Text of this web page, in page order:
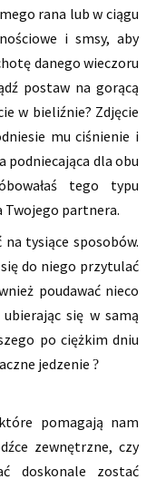
rana lub w ciągu
i smsy, aby
danego wieczoru
postaw na gorącą
w bieliźnie? Zdjęcie
mu ciśnienie i
podniecająca dla obu
tego typu
Twojego partnera.
tysiące sposobów.
do niego przytulać
poudawać nieco
się w samą
po ciężkim dniu
jedzenie ?
pomagają nam
zewnętrzne, czy
doskonale zostać